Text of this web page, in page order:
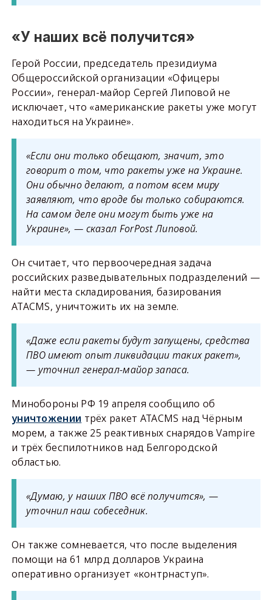
«У наших всё получится»
Герой России, председатель президиума
Общероссийской организации «Офицеры
России», генерал-майор Сергей Липовой не
исключает, что «американские ракеты уже могут
находиться на Украине».
«Если они только обещают, значит, это
говорит о том, что ракеты уже на Украине.
Они обычно делают, а потом всем миру
заявляют, что вроде бы только собираются.
На самом деле они могут быть уже на
Украине», — сказал ForPost Липовой.
Он считает, что первоочередная задача
российских разведывательных подразделений —
найти места складирования, базирования
ATACMS, уничтожить их на земле.
«Даже если ракеты будут запущены, средства
ПВО имеют опыт ликвидации таких ракет»,
— уточнил генерал-майор запаса.
Минобороны РФ 19 апреля сообщило об
уничтожении трёх ракет ATACMS над Чёрным
морем, а также 25 реактивных снарядов Vampire
и трёх беспилотников над Белгородской
областью.
«Думаю, у наших ПВО всё получится», —
уточнил наш собеседник.
Он также сомневается, что после выделения
помощи на 61 млрд долларов Украина
оперативно организует «контрнаступ».